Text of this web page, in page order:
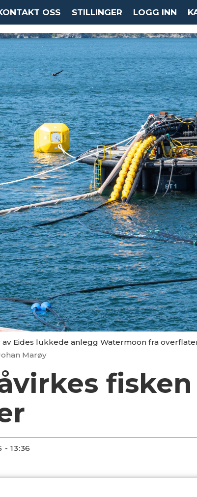
OSS STILLINGER LOGG INN
Eides lukkede anlegg Watermoon fra
Marøy
- 13:36